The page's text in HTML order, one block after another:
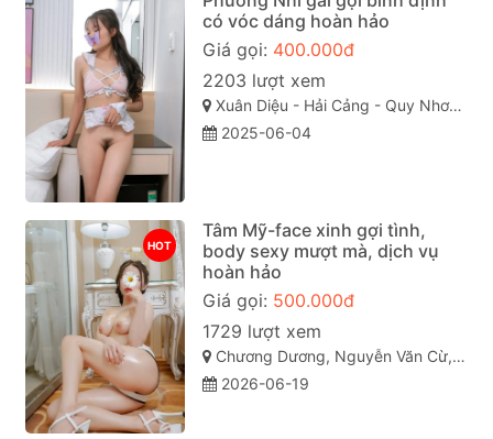
có vóc dáng hoàn hảo
Giá gọi: 400.000đ
2203 lượt xem
Xuân Diệu - Hải Cảng - Quy Nhơn - Bình Định
2025-06-04
HOT
Tâm Mỹ-face xinh gợi tình,
body sexy mượt mà, dịch vụ
hoàn hảo
Giá gọi: 500.000đ
1729 lượt xem
Chương Dương, Nguyễn Văn Cừ, TP Quy Nhơn
2026-06-19